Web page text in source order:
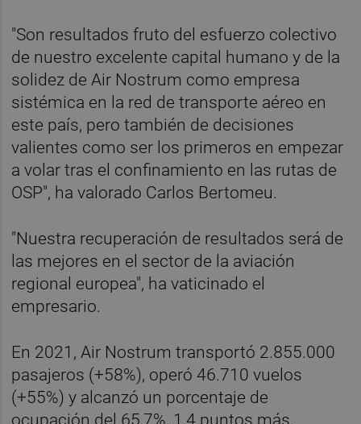
"Son resultados fruto del esfuerzo colectivo
de nuestro excelente capital humano y de la
solidez de Air Nostrum como empresa
sistémica en la red de transporte aéreo en
este país, pero también de decisiones
valientes como ser los primeros en empezar
a volar tras el confinamiento en las rutas de
OSP", ha valorado Carlos Bertomeu.
"Nuestra recuperación de resultados será de
las mejores en el sector de la aviación
regional europea", ha vaticinado el
empresario.
En 2021, Air Nostrum transportó 2.855.000
pasajeros (+58%), operó 46.710 vuelos
(+55%) y alcanzó un porcentaje de
ocupación del 65,7%, 1,4 puntos más.